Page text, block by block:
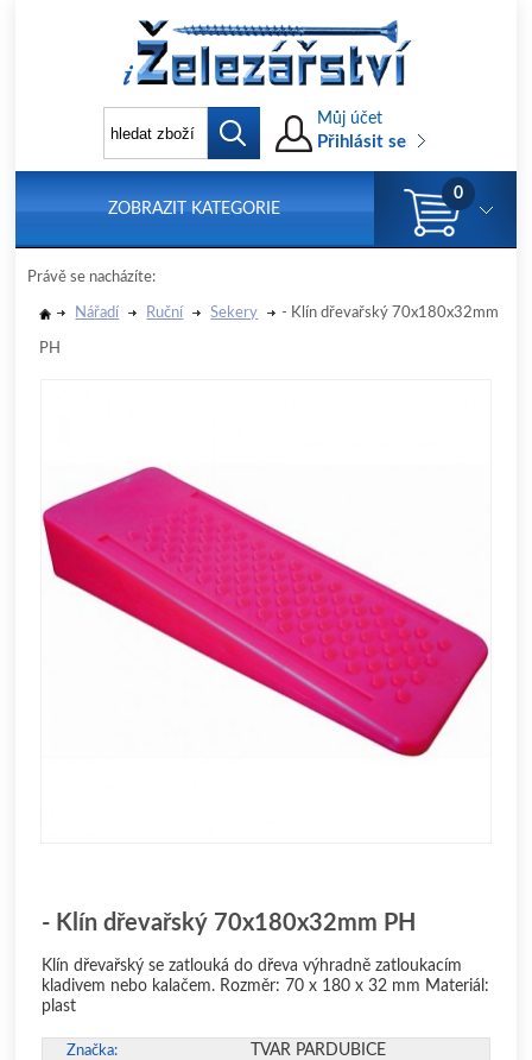
Můj účet
Přihlásit se
ZOBRAZIT KATEGORIE
0
Právě se nacházíte:
Nářadí Ruční Sekery - Klín dřevařský 70x180x32mm
PH
- Klín dřevařský 70x180x32mm PH
Klín dřevařský se zatlouká do dřeva výhradně zatloukacím
kladivem nebo kalačem. Rozměr: 70 x 180 x 32 mm Materiál:
plast
Značka: TVAR PARDUBICE